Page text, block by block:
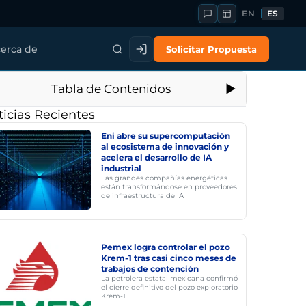
EN ES
de Solicitar Propuesta
Tabla de Contenidos
Recientes
Eni abre su supercomputación
al ecosistema de innovación y
acelera el desarrollo de IA
industrial
Las grandes compañías energéticas
están transformándose en proveedores
de infraestructura de IA
Pemex logra controlar el pozo
Krem-1 tras casi cinco meses de
trabajos de contención
La petrolera estatal mexicana confirmó
el cierre definitivo del pozo exploratorio
Krem-1